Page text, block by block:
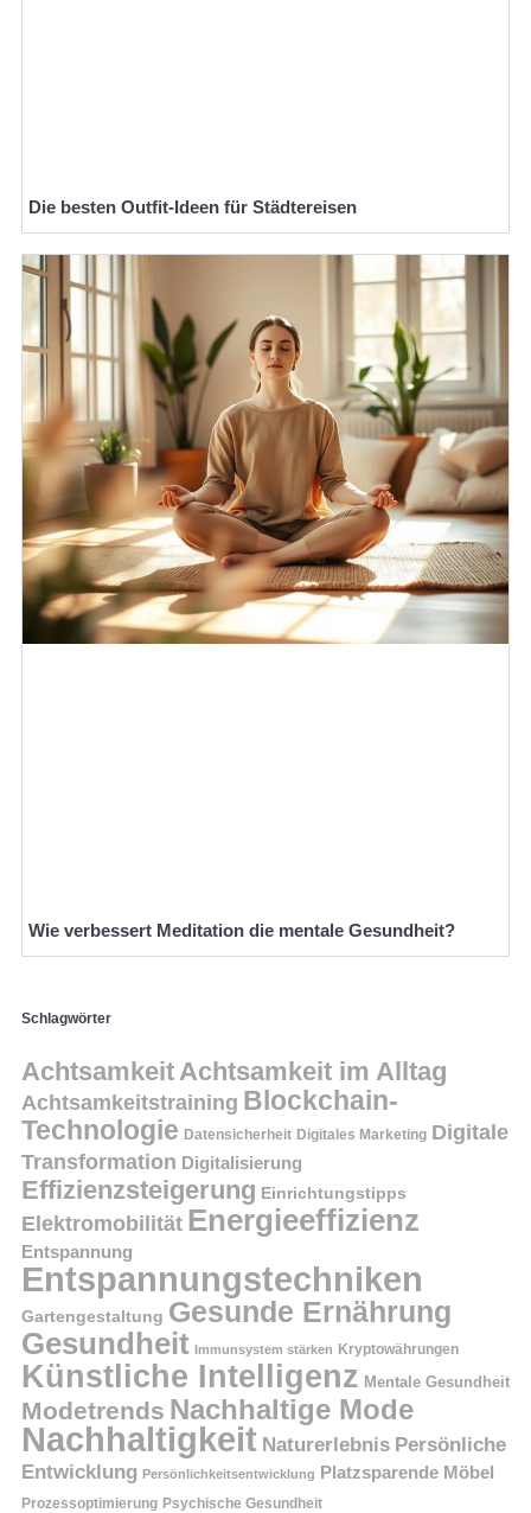
Die besten Outfit-Ideen für Städtereisen
Wie verbessert Meditation die mentale Gesundheit?
Schlagwörter
Achtsamkeit Achtsamkeit im Alltag
Achtsamkeitstraining Blockchain-
Technologie Datensicherheit Digitales Marketing Digitale
Transformation Digitalisierung
Effizienzsteigerung Einrichtungstipps
Elektromobilität Energieeffizienz
Entspannung
Entspannungstechniken
Gartengestaltung Gesunde Ernährung
Gesundheit Immunsystem stärken Kryptowährungen
Künstliche Intelligenz Mentale Gesundheit
Modetrends Nachhaltige Mode
Nachhaltigkeit Naturerlebnis Persönliche
Entwicklung Persönlichkeitsentwicklung Platzsparende Möbel
Prozessoptimierung Psychische Gesundheit